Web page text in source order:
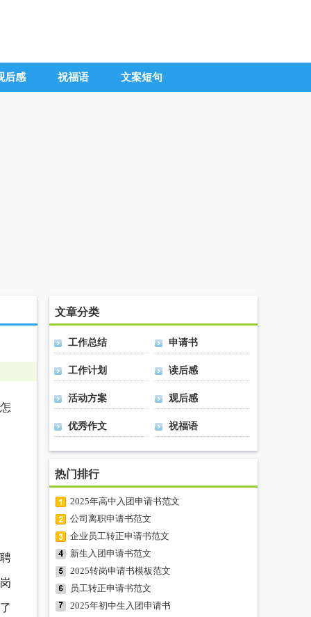
后感 祝福语 文案短句
文章分类
工作总结 申请书
工作计划 读后感
活动方案 观后感
优秀作文 祝福语
热门排行
2025年高中入团申请书范文
公司离职申请书范文
企业员工转正申请书范文
新生入团申请书范文
2025转岗申请书模板范文
员工转正申请书范文
2025年初中生入团申请书